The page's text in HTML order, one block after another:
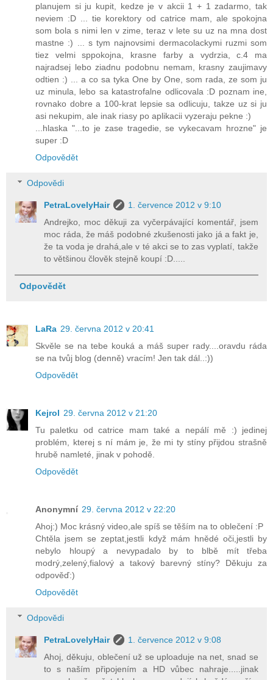
planujem si ju kupit, kedze je v akcii 1 + 1 zadarmo, tak
neviem :D ... tie korektory od catrice mam, ale spokojna
som bola s nimi len v zime, teraz v lete su uz na mna dost
mastne :) ... s tym najnovsimi dermacolackymi ruzmi som
tiez velmi sppokojna, krasne farby a vydrzia, c.4 ma
najradsej lebo ziadnu podobnu nemam, krasny zaujimavy
odtien :) ... a co sa tyka One by One, som rada, ze som ju
uz minula, lebo sa katastrofalne odlicovala :D poznam ine,
rovnako dobre a 100-krat lepsie sa odlicuju, takze uz si ju
asi nekupim, ale inak riasy po aplikacii vyzeraju pekne :)
...hlaska "...to je zase tragedie, se vykecavam hrozne" je
super :D
Odpovědět
Odpovědi
PetraLovelyHair
1. července 2012 v 9:10
Andrejko, moc děkuji za vyčerpávající komentář, jsem
moc ráda, že máš podobné zkušenosti jako já a fakt je,
že ta voda je drahá,ale v té akci se to zas vyplatí, takže
to většinou člověk stejně koupí :D.....
Odpovědět
LaRa 29. června 2012 v 20:41
Skvěle se na tebe kouká a máš super rady....oravdu ráda
se na tvůj blog (denně) vracím! Jen tak dál..:))
Odpovědět
Kejrol 29. června 2012 v 21:20
Tu paletku od catrice mam také a nepálí mě :) jedinej
problém, kterej s ní mám je, že mi ty stíny přijdou strašně
hrubě namleté, jinak v pohodě.
Odpovědět
Anonymní 29. června 2012 v 22:20
Ahoj:) Moc krásný video,ale spíš se těším na to oblečení :P
Chtěla jsem se zeptat,jestli když mám hnědé oči,jestli by
nebylo hloupý a nevypadalo by to blbě mít třeba
modrý,zelený,fialový a takový barevný stíny? Děkuju za
odpověď:)
Odpovědět
Odpovědi
PetraLovelyHair
1. července 2012 v 9:08
Ahoj, děkuju, oblečení už se uploaduje na net, snad se
to s naším připojením a HD vůbec nahraje.....jinak